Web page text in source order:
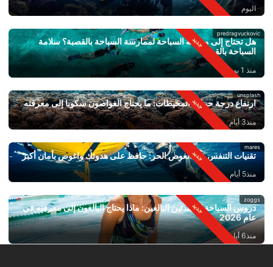
اليوم
predragvuckovic
هل تحتاج إلى معرفة السباحة لممارسة السباحة بالقصبة؟ سلامة
السباحة بالقصبة
منذ 1 يوم
unsplash
ارتفاع درجة حرارة المحيطات: ما يحتاج الغواصون سكوبا إلى معرفته
منذ3 أيام
mares
تقنيات التنفس في الغوص الحر: حافظ على هدوئك واغوص بأمان أكبر
منذ5 أيام
zoggs
دروس السباحة للمبتدئين البالغين: ماذا يحتاج البالغون إلى معرفته في
عام 2026
منذ6 أيام